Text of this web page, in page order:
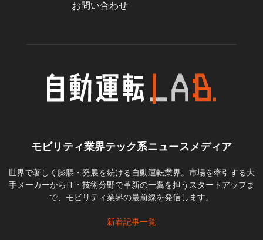
お問い合わせ
モビリティ業界テック系ニュースメディア
世界で著しく膨脹・発展を続ける自動運転業界。市場を牽引する大
手メーカーからIT・技術分野で革新の一翼を担うスタートアップま
で、モビリティ業界の最前線を発信します。
新着記事一覧